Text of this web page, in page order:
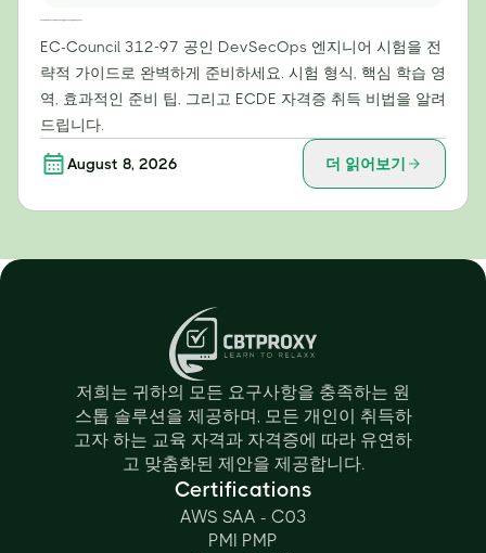
EC-Council 312-97 공인 DevSecOps 엔지니어 시험을 전
략적 가이드로 완벽하게 준비하세요. 시험 형식, 핵심 학습 영
역, 효과적인 준비 팁, 그리고 ECDE 자격증 취득 비법을 알려
드립니다.
August 8, 2026 더 읽어보기
저희는 귀하의 모든 요구사항을 충족하는 원
스톱 솔루션을 제공하며, 모든 개인이 취득하
고자 하는 교육 자격과 자격증에 따라 유연하
고 맞춤화된 제안을 제공합니다.
Certifications
AWS SAA - C03
PMI PMP